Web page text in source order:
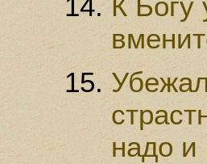
надо и